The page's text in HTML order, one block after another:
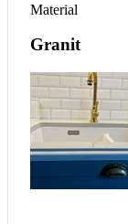
Material
Granit